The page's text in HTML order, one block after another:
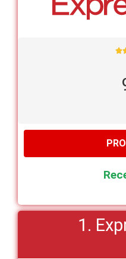

1.